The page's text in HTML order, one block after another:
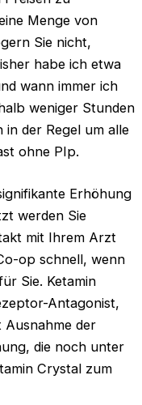
Menge von
Sie nicht,
habe ich etwa
wann immer ich
weniger Stunden
in der Regel um alle
ohne PIp.
Erhöhung
werden Sie
mit Ihrem Arzt
op schnell, wenn
Sie. Ketamin
Antagonist,
Ausnahme der
die noch unter
Crystal zum